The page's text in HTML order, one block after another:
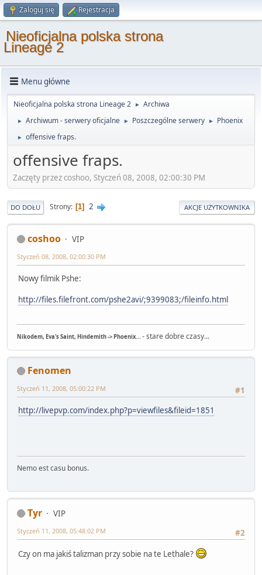
Zaloguj się Rejestracja
Nieoficjalna polska strona
Lineage 2
Menu główne
Nieoficjalna polska strona Lineage 2 ► Archiwa
► Archiwum - serwery oficjalne ► Poszczególne serwery ► Phoenix
► offensive fraps.
offensive fraps.
Zaczęty przez coshoo, Styczeń 08, 2008, 02:00:30 PM
DO DOŁU Strony 1 2 AKCJE UŻYTKOWNIKA
coshoo VIP
Styczeń 08, 2008, 02:00:30 PM
Nowy filmik Pshe:
http://files.filefront.com/pshe2avi/;9399083;/fileinfo.html
Nikodem, Eva's Saint, Hindemith -> Phoenix... - stare dobre czasy...
Fenomen
#1
Styczeń 11, 2008, 05:00:22 PM
http://livepvp.com/index.php?p=viewfiles&fileid=1851
Nemo est casu bonus.
Tyr
VIP
#2
Styczeń 11, 2008, 05:48:02 PM
Czy on ma jakiś talizman przy sobie na te Lethale?